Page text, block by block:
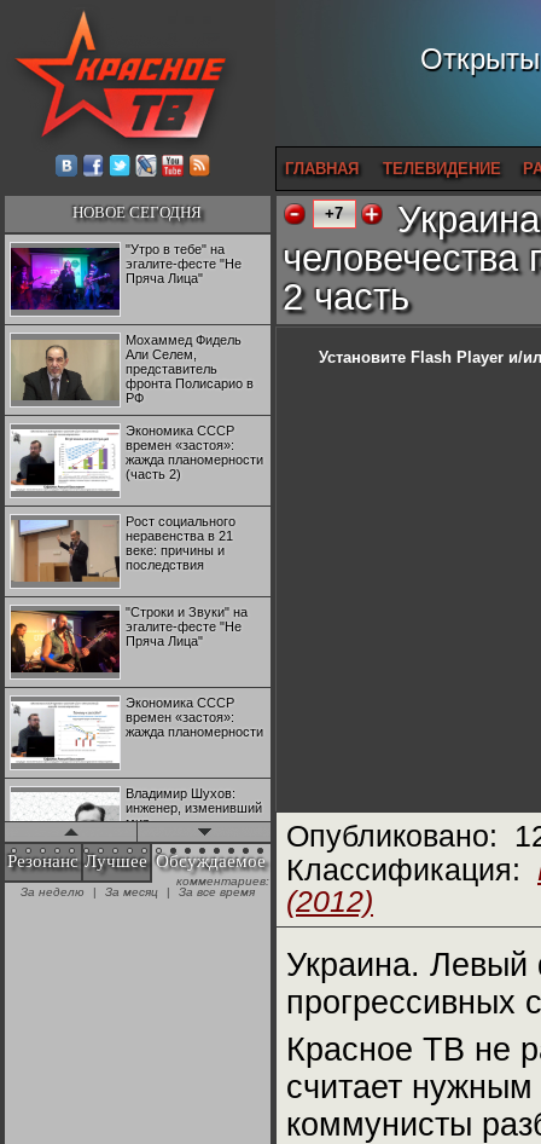
ГЛАВНАЯ ТЕЛЕВИДЕНИЕ
НОВОЕ СЕГОДНЯ
"Утро в тебе" на
эгалите-фесте "Не
Пряча Лица"
Мохаммед Фидель
Али Селем,
представитель
фронта Полисарио в
РФ
Экономика СССР
времен «застоя»:
жажда планомерности
(часть 2)
Рост социального
неравенства в 21
веке: причины и
последствия
"Строки и Звуки" на
эгалите-фесте "Не
Пряча Лица"
Экономика СССР
времен «застоя»:
жажда планомерности
Владимир Шухов:
инженер, изменивший
мир
"Аркадий Коц" на
эгалите-фесте "Не
Резонанс Лучшее Обсуждаемое
комментариев:
За неделю
| За месяц | За все время
+7
человечества
2 часть
Установите Flash Player и/
Опубликовано:
Классификация:
(2012)
Украина. Левый
прогрессивных
Красное ТВ не
считает
коммунисты